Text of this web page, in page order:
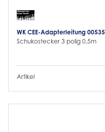
WK CEE-Adapterleitung 00535
Schukostecker 3 polig 0,5m
Artikel